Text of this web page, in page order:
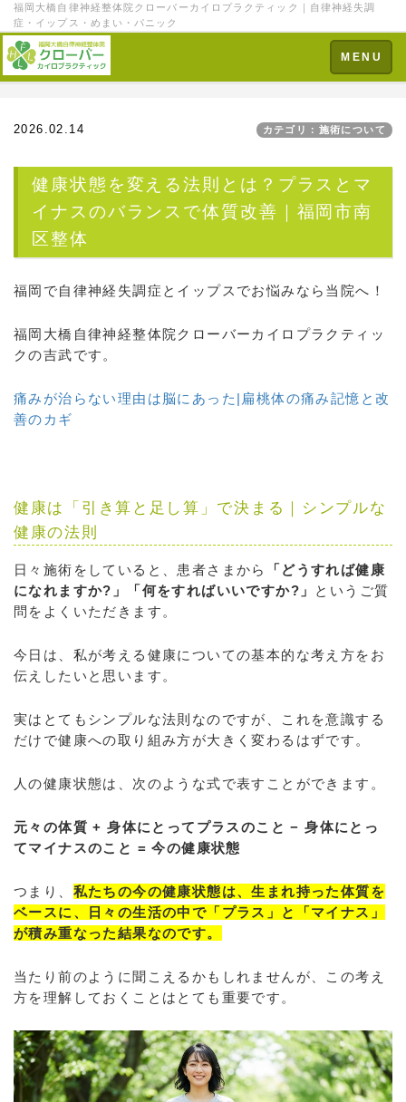
福岡大橋自律神経整体院クローバーカイロプラクティック｜自律神経失調
症・イップス・めまい・パニック
Toggle
navigation
MENU
2026.02.14 カテゴリ：施術について
健康状態を変える法則とは？プラスとマ
イナスのバランスで体質改善｜福岡市南
区整体
福岡で自律神経失調症とイップスでお悩みなら当院へ！
福岡大橋自律神経整体院クローバーカイロプラクティッ
クの吉武です。
痛みが治らない理由は脳にあった|扁桃体の痛み記憶と改
善のカギ
健康は「引き算と足し算」で決まる｜シンプルな
健康の法則
日々施術をしていると、患者さまから
「どうすれば健康
になれますか?」「何をすればいいですか?」 というご質
問をよくいただきます。
今日は、私が考える健康についての基本的な考え方をお
伝えしたいと思います。
実はとてもシンプルな法則なのですが、これを意識する
だけで健康への取り組み方が大きく変わるはずです。
人の健康状態は、次のような式で表すことができます。
元々の体質 + 身体にとってプラスのこと − 身体にとっ
てマイナスのこと = 今の健康状態
つまり、 私たちの今の健康状態は、生まれ持った体質を
ベースに、日々の生活の中で「プラス」と「マイナス」
が積み重なった結果なのです。
当たり前のように聞こえるかもしれませんが、この考え
方を理解しておくことはとても重要です。